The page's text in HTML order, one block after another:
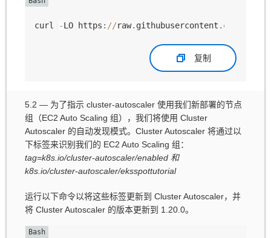
curl -LO https : //raw. githubusercontent . com
复制
5.2 — 为了指示 cluster-autoscaler 使用我们新部署的节点
组（EC2 Auto Scaling 组），我们将使用 Cluster
Autoscaler 的自动发现模式。Cluster Autoscaler 将通过以
下标签来识别我们的 EC2 Auto Scaling 组：
tag=k8s.io/cluster-autoscaler/enabled 和
k8s.io/cluster-autoscaler/eksspottutorial
运行以下命令以将这些标签更新到 Cluster Autoscaler，并
将 Cluster Autoscaler 的版本更新到 1.20.0。